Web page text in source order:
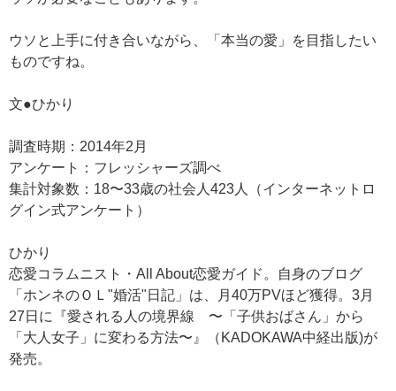
ウソと上手に付き合いながら、「本当の愛」を目指したい
ものですね。
文●ひかり
調査時期：2014年2月
アンケート：フレッシャーズ調べ
集計対象数：18〜33歳の社会人423人（インターネットロ
グイン式アンケート）
ひかり
恋愛コラムニスト・All About恋愛ガイド。自身のブログ
「ホンネのＯＬ"婚活"日記」は、月40万PVほど獲得。3月
27日に『愛される人の境界線 〜「子供おばさん」から
「大人女子」に変わる方法〜』（KADOKAWA中経出版)が
発売。